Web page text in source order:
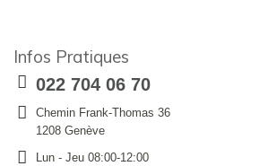
Infos Pratiques
022 704 06 70
Chemin Frank-Thomas 36
1208 Genève
Lun - Jeu 08:00-12:00